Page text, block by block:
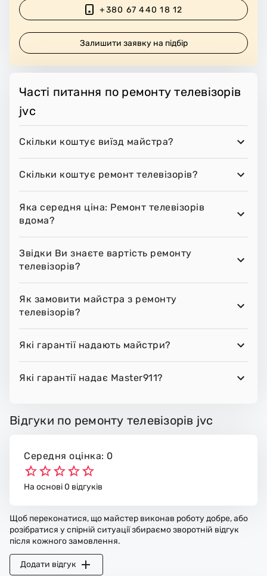
+380 67 440 18 12
Залишити заявку на підбір
Часті питання по ремонту телевізорів
jvc
Скільки коштує виїзд майстра?
Скільки коштує ремонт телевізорів?
Яка середня ціна: Ремонт телевізорів
вдома?
Звідки Ви знаєте вартість ремонту
телевізорів?
Як замовити майстра з ремонту
телевізорів?
Які гарантії надають майстри?
Які гарантії надає Master911?
Відгуки по ремонту телевізорів jvc
Середня оцінка: 0
На основі 0 відгуків
Щоб переконатися, що майстер виконав роботу добре, або
розібратися у спірній ситуації збираємо зворотній відгук
після кожного замовлення.
Додати відгук